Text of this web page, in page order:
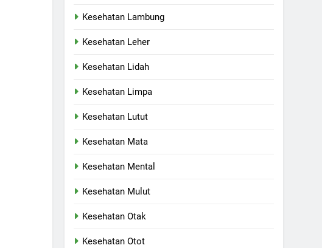
Kesehatan Lambung
Kesehatan Leher
Kesehatan Lidah
Kesehatan Limpa
Kesehatan Lutut
Kesehatan Mata
Kesehatan Mental
Kesehatan Mulut
Kesehatan Otak
Kesehatan Otot